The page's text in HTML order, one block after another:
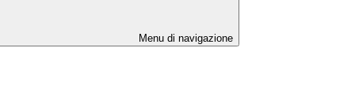
Menu di navigazione